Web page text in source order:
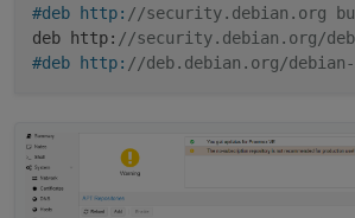
#deb http: //security.debian.org
deb http: //security.debian.org/
#deb http: //deb.debian.org/